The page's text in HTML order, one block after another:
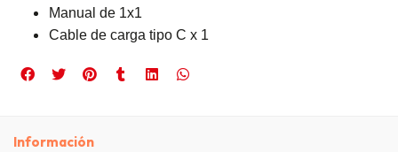
Manual de 1x1
Cable de carga tipo C x 1
Información